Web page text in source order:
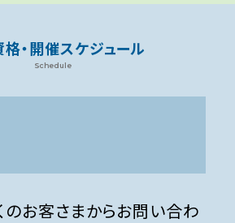
・開催スケジュール
Schedule
のお客さまからお問い合わ